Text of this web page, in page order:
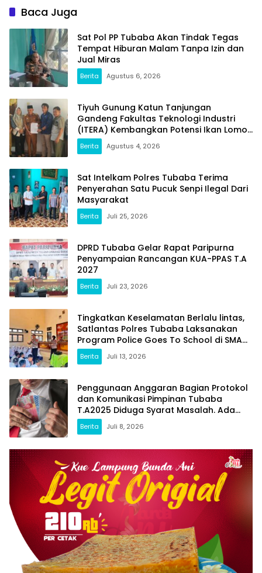
School di SMAN 1 Tumijajar
Baca Juga
Sat Pol PP Tubaba Akan Tindak Tegas
Tempat Hiburan Malam Tanpa Izin dan
Jual Miras
Berita Agustus 6, 2026
Tiyuh Gunung Katun Tanjungan
Gandeng Fakultas Teknologi Industri
(ITERA) Kembangkan Potensi Ikan Lomou
Menjadi Prodak Unggulan
Berita Agustus 4, 2026
Sat Intelkam Polres Tubaba Terima
Penyerahan Satu Pucuk Senpi Ilegal Dari
Masyarakat
Berita Juli 25, 2026
DPRD Tubaba Gelar Rapat Paripurna
Penyampaian Rancangan KUA-PPAS T.A
2027
Berita Juli 23, 2026
Tingkatkan Keselamatan Berlalu lintas,
Satlantas Polres Tubaba Laksanakan
Program Police Goes To School di SMAN
1 Tumijajar
Berita Juli 13, 2026
Penggunaan Anggaran Bagian Protokol
dan Komunikasi Pimpinan Tubaba
T.A2025 Diduga Syarat Masalah. Ada
Indikasi Tumpang Tindih dan Kegiatan
Fiktif
Berita Juli 8, 2026